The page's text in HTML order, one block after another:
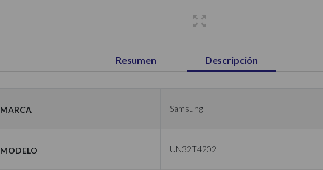
Resumen Descripción
Marca Samsung
Modelo UN32T4202